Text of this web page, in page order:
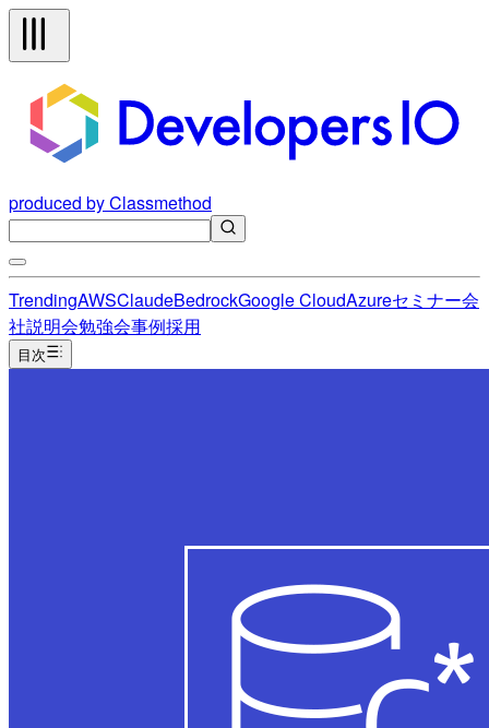
produced by Classmethod
TrendingAWSClaudeBedrockGoogle CloudAzureセミナー会
社説明会勉強会事例採用
目次